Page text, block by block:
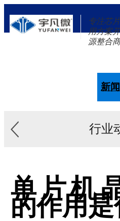
专注芯
用方案
源整合商
新
行业
单片机
的作用